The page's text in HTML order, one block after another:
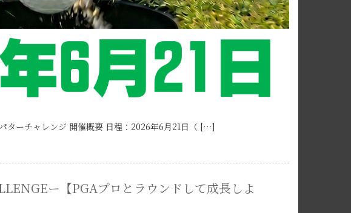
ターチャレンジ 開催概要 日程：2026年6月21日（ […]
ー【PGAプロとラウンドして成長しよ